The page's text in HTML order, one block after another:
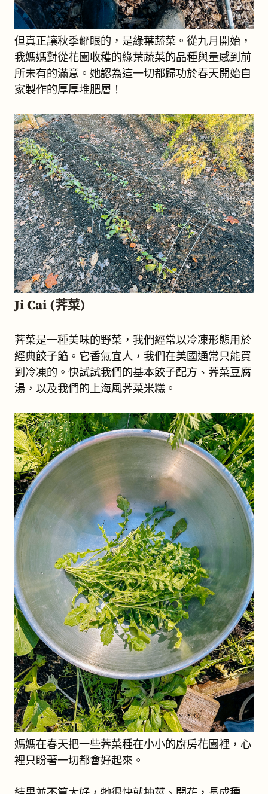
但真正讓秋季耀眼的，是綠葉蔬菜。從九月開始，
我媽媽對從花園收穫的綠葉蔬菜的品種與量感到前
所未有的滿意。她認為這一切都歸功於春天開始自
家製作的厚厚堆肥層！
Ji Cai (荠菜)
荠菜是一種美味的野菜，我們經常以冷凍形態用於
經典餃子餡。它香氣宜人，我們在美國通常只能買
到冷凍的。快試試我們的基本餃子配方、荠菜豆腐
湯，以及我們的上海風荠菜米糕。
媽媽在春天把一些荠菜種在小小的廚房花園裡，心
裡只盼著一切都會好起來。